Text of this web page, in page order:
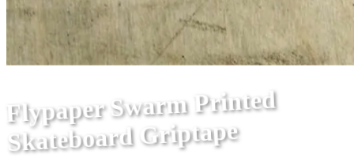
Flypaper Swarm Printed
Skateboard Griptape